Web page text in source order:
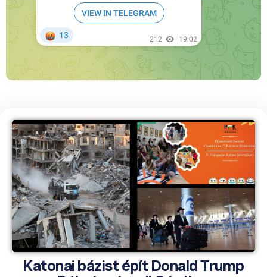
Katonai bázist épít Donald Trump